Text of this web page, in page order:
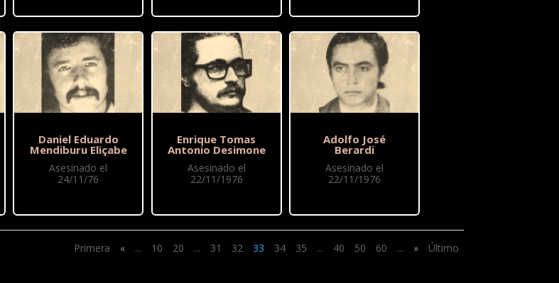
Daniel Eduardo
Mendiburu Eliçabe
Asesinado el
24/11/76
Enrique Tomas
Antonio Desimone
Asesinado el
22/11/1976
Adolfo José
Berardi
Asesinado el
22/11/1976
Primera « ... 10 20 ... 31 32 33 34 35 ... 40 50 60 ... » Último